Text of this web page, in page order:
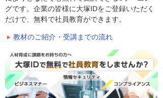
グです。企業の皆様に大塚IDをご登録いただく
だけで、無料で社員教育ができます。
教材のご紹介・受講までの流れ